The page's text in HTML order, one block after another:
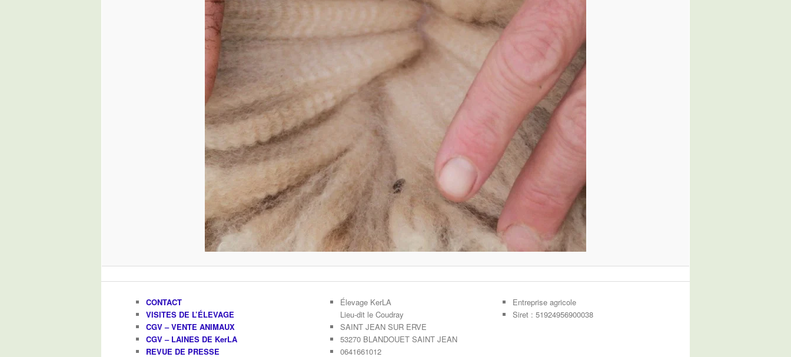
CONTACT
VISITES DE L’ÉLEVAGE
CGV – VENTE ANIMAUX
CGV – LAINES DE KerLA
REVUE DE PRESSE
Élevage KerLA
Lieu-dit le Coudray
SAINT JEAN SUR ERVE
53270 BLANDOUET SAINT JEAN
0641661012
Entreprise agricole
Siret : 51924956900038